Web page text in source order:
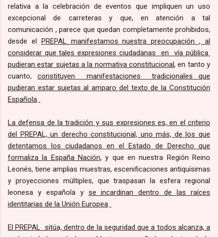
relativa a la celebración de eventos que impliquen un uso
excepcional de carreteras y que, en atención a tal
comunicación , parece que quedan completamente prohibidos,
desde el PREPAL manifestamos nuestra preocupación , al
considerar que tales expresiones ciudadanas en vía pública
pudieran estar sujetas a la normativa constitucional, en tanto y
cuanto, constituyen manifestaciones tradicionales que
pudieran estar sujetas al amparo del texto de la Constitución
Española.
La defensa de la tradición y sus expresiones es, en el criterio
del PREPAL, un derecho constitucional, uno más, de los que
detentamos los ciudadanos en el Estado de Derecho que
formaliza la España Nación, y que en nuestra Región Reino
Leonés, tiene amplias muestras, escenificaciones antiquísimas
y proyecciones múltiples, que traspasan la esfera regional
leonesa y española y se incardinan dentro de las raíces
identitarias de la Unión Europea.
El PREPAL sitúa, dentro de la seguridad que a todos alcanza, a